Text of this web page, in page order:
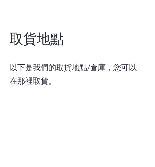
取貨地點
以下是我們的取貨地點/倉庫，您可以
在那裡取貨。